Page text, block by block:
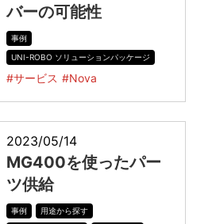
バーの可能性
事例
UNI-ROBO ソリューションパッケージ
#サービス #Nova
2023/05/14
MG400を使ったパー
ツ供給
事例
用途から探す